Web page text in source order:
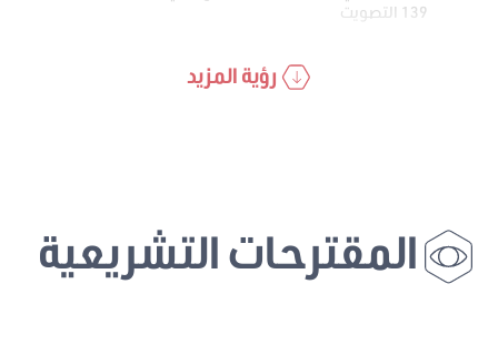
139 التصويت
رؤية المزيد
المقترحات التشريعية